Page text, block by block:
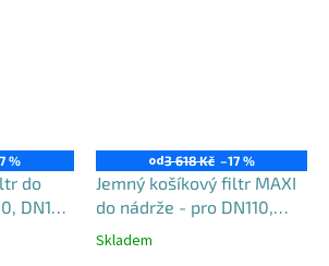
%
do
DN125
od3 618 Kč –17 %
Jemný košíkový filtr MAXI
do nádrže - pro DN110,
DN125, DN160 i DN200
Průměrné
Skladem